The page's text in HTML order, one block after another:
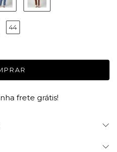
44
frete grátis!